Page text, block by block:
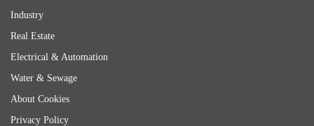
Industry
Real Estate
Electrical & Automation
Water & Sewage
About Cookies
Privacy Policy